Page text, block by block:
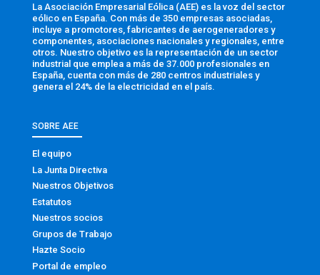
La Asociación Empresarial Eólica (AEE) es la voz del sector
eólico en España. Con más de 350 empresas asociadas,
incluye a promotores, fabricantes de aerogeneradores y
componentes, asociaciones nacionales y regionales, entre
otros. Nuestro objetivo es la representación de un sector
industrial que emplea a más de 37.000 profesionales en
España, cuenta con más de 280 centros industriales y
genera el 24% de la electricidad en el país.
SOBRE AEE
El equipo
La Junta Directiva
Nuestros Objetivos
Estatutos
Nuestros socios
Grupos de Trabajo
Hazte Socio
Portal de empleo